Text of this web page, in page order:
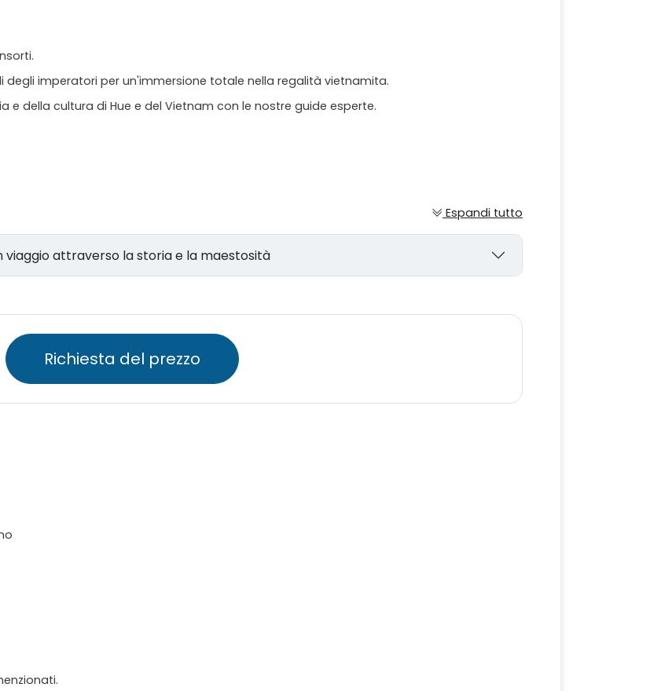
degli imperatori per un'immersione totale nella regalità vietnamita.
e della cultura di Hue e del Vietnam con le nostre guide esperte.
Espandi tutto
Un viaggio attraverso la storia e la maestosità
Richiesta del prezzo